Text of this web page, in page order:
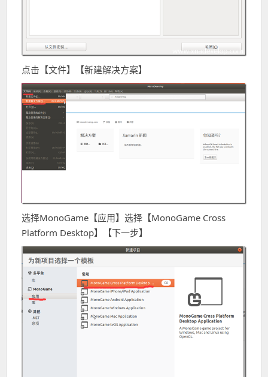
点击【文件】【新建解决方案】
选择MonoGame【应用】选择【MonoGame Cross
Platform Desktop】【下一步】